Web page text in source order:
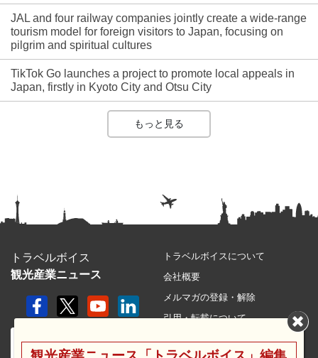
JAL and four railway companies jointly create a wide-range
tourism model for foreign visitors to Japan, focusing on
pilgrim and spiritual cultures
TikTok Go launches a project to promote local appeals in
Japan, firstly in Kyoto City and Otsu City
もっと見る
トラベルボイス
観光産業ニュース
トラベルボイスについて
会社概要
メルマガの登録・解除
引用・転載について